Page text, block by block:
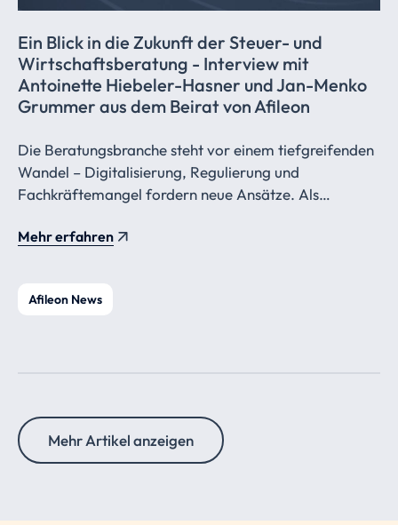
Ein Blick in die Zukunft der Steuer- und
Wirtschaftsberatung - Interview mit
Antoinette Hiebeler-Hasner und Jan-Menko
Grummer aus dem Beirat von Afileon
Die Beratungsbranche steht vor einem tiefgreifenden
Wandel – Digitalisierung, Regulierung und
Fachkräftemangel fordern neue Ansätze. Als
Hiebeler-Hasner und Jan-Menko Grummer diese
Steuerkanzlei der Zukunft.
Mehr erfahren
Afileon News
Mehr Artikel anzeigen